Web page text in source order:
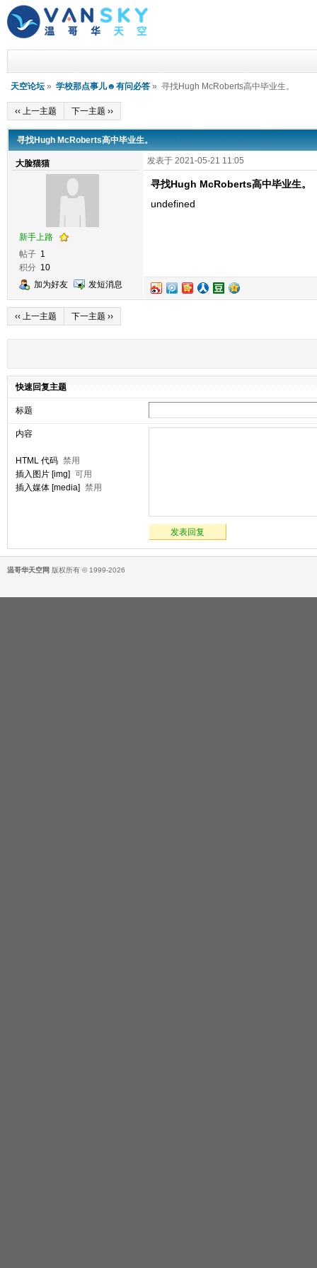
天空论坛 » 学校那点事儿☻有问必答 » 寻找Hugh McRoberts高中毕业生。
‹‹ 上一主题 下一主题 ››
寻找Hugh McRoberts高中毕业生。
大脸猫猫
新手上路
帖子 1
积分 10
加为好友
发短消息
发表于 2021-05-21 11:05
寻找Hugh McRoberts高中毕业生。
undefined
‹‹ 上一主题 下一主题 ››
快速回复主题
标题
内容
HTML 代码 禁用
插入图片 [img] 可用
插入媒体 [media] 禁用
发表回复
温哥华天空网 版权所有 © 1999-2026